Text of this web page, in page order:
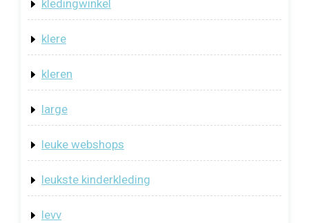
kledingwinkel
klere
kleren
large
leuke webshops
leukste kinderkleding
levv